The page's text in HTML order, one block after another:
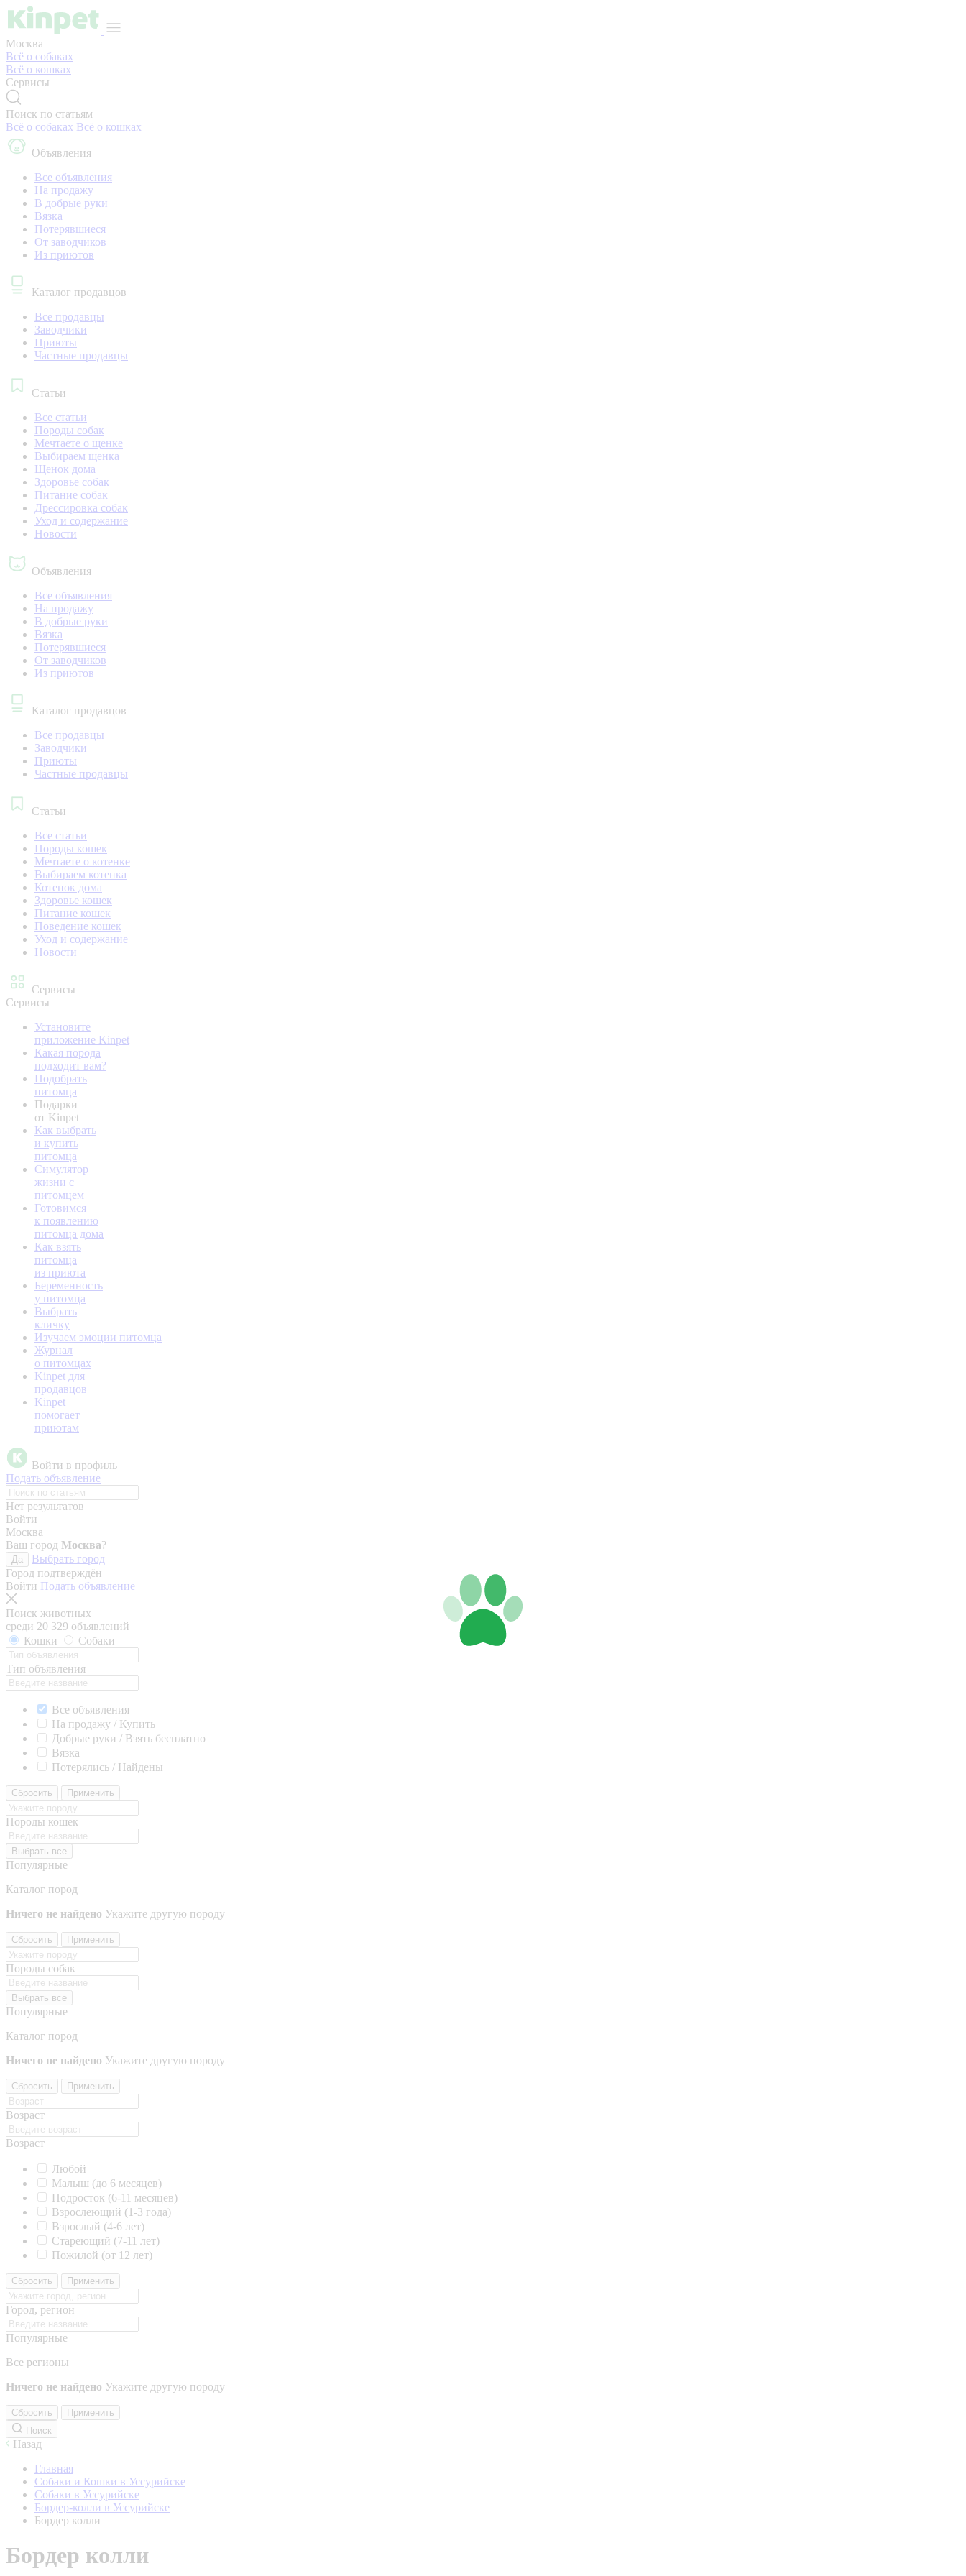
Москва
Всё о собаках
Всё о кошках
Сервисы
Поиск по статьям
Всё о собаках Всё о кошках
Объявления
Все объявления
На продажу
В добрые руки
Вязка
Потерявшиеся
От заводчиков
Из приютов
Каталог продавцов
Все продавцы
Заводчики
Приюты
Частные продавцы
Статьи
Все статьи
Породы собак
Мечтаете о щенке
Выбираем щенка
Щенок дома
Здоровье собак
Питание собак
Дрессировка собак
Уход и содержание
Новости
Объявления
Все объявления
На продажу
В добрые руки
Вязка
Потерявшиеся
От заводчиков
Из приютов
Каталог продавцов
Все продавцы
Заводчики
Приюты
Частные продавцы
Статьи
Все статьи
Породы кошек
Мечтаете о котенке
Выбираем котенка
Котенок дома
Здоровье кошек
Питание кошек
Поведение кошек
Уход и содержание
Новости
Сервисы
Сервисы
Установите
приложение Kinpet
Какая порода
подходит вам?
Подобрать
питомца
Подарки
от Kinpet
Как выбрать
и купить
питомца
Симулятор
жизни с
питомцем
Готовимся
к появлению
питомца дома
Как взять
питомца
из приюта
Беременность
у питомца
Выбрать
кличку
Изучаем эмоции питомца
Журнал
о питомцах
Kinpet для
продавцов
Kinpet
помогает
приютам
Войти в профиль
Подать объявление
Нет результатов
Войти
Москва
Ваш город Москва?
Да
Выбрать город
Город подтверждён
Войти Подать объявление
Поиск животных
среди 20 329 объявлений
Кошки
Собаки
Тип объявления
Все объявления
На продажу / Купить
Добрые руки / Взять бесплатно
Вязка
Потерялись / Найдены
Сбросить Применить
Породы кошек
Выбрать все
Популярные
Каталог пород
Ничего не найдено Укажите другую породу
Сбросить Применить
Породы собак
Выбрать все
Популярные
Каталог пород
Ничего не найдено Укажите другую породу
Сбросить Применить
Возраст
Возраст
Любой
Малыш (до 6 месяцев)
Подросток (6-11 месяцев)
Взрослеющий (1-3 года)
Взрослый (4-6 лет)
Стареющий (7-11 лет)
Пожилой (от 12 лет)
Сбросить Применить
Город, регион
Популярные
Все регионы
Ничего не найдено Укажите другую породу
Сбросить
Применить
Поиск
Назад
Главная
Собаки и Кошки в Уссурийске
Собаки в Уссурийске
Бордер-колли в Уссурийске
Бордер колли
Бордер колли